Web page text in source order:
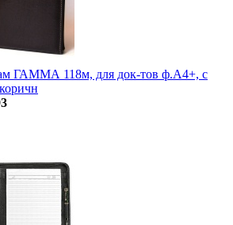
ГАММА 118м, для док-тов ф.А4+, с